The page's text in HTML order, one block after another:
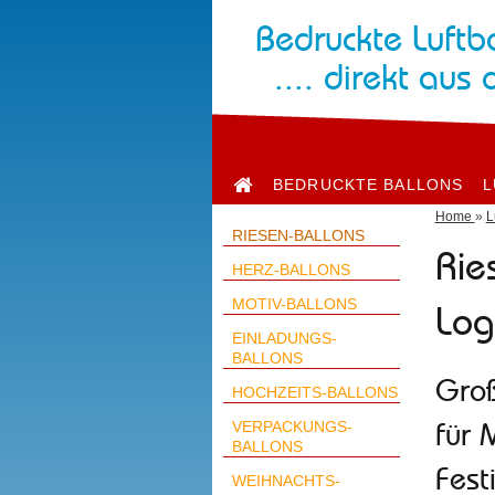
Bedruckte
.... direkt aus
BEDRUCKTE BALLONS
RIESEN-BALLONS
HERZ-BALLONS
MOTIV-BALLONS
EINLADUNGS-
BALLONS
HOCHZEITS-BALLONS
VERPACKUNGS-
BALLONS
WEIHNACHTS-
Home »
für